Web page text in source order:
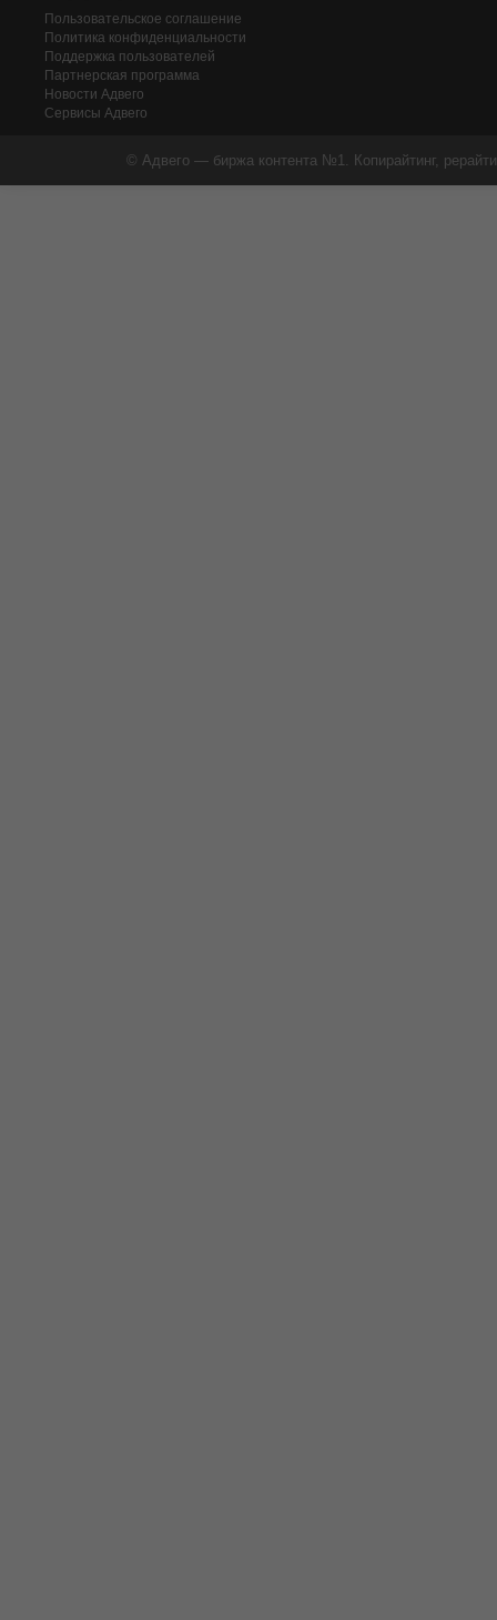
Пользовательское соглашение
Политика конфиденциальности
Поддержка пользователей
Партнерская программа
Новости Адвего
Сервисы Адвего
© Адвего — биржа контента №1. Копирайтинг,